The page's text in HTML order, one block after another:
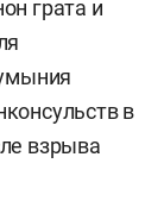
грата и
в
взрыва